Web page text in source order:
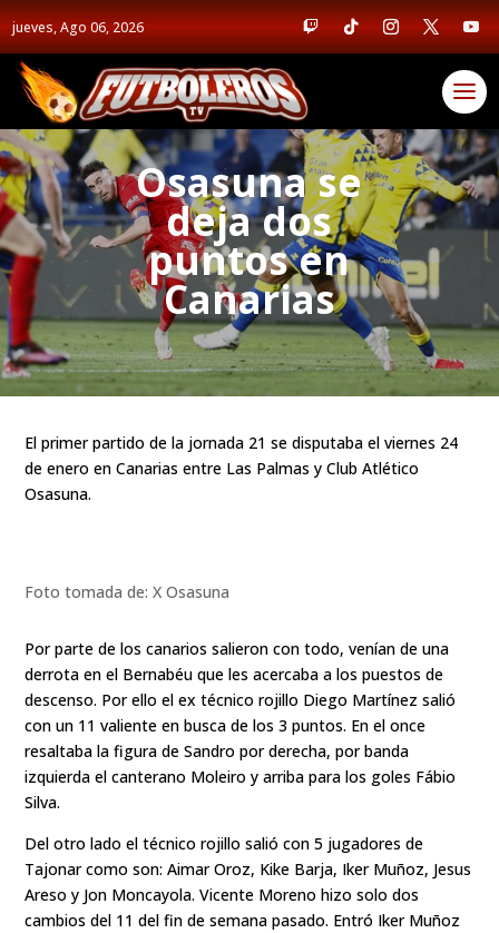
jueves, Ago 06, 2026
Osasuna se
deja dos
puntos en
Canarias
El primer partido de la jornada 21 se disputaba el viernes 24
de enero en Canarias entre Las Palmas y Club Atlético
Osasuna.
Foto tomada de: X Osasuna
Por parte de los canarios salieron con todo, venían de una
derrota en el Bernabéu que les acercaba a los puestos de
descenso. Por ello el ex técnico rojillo Diego Martínez salió
con un 11 valiente en busca de los 3 puntos. En el once
resaltaba la figura de Sandro por derecha, por banda
izquierda el canterano Moleiro y arriba para los goles Fábio
Silva.
Del otro lado el técnico rojillo salió con 5 jugadores de
Tajonar como son: Aimar Oroz, Kike Barja, Iker Muñoz, Jesus
Areso y Jon Moncayola. Vicente Moreno hizo solo dos
cambios del 11 del fin de semana pasado. Entró Iker Muñoz